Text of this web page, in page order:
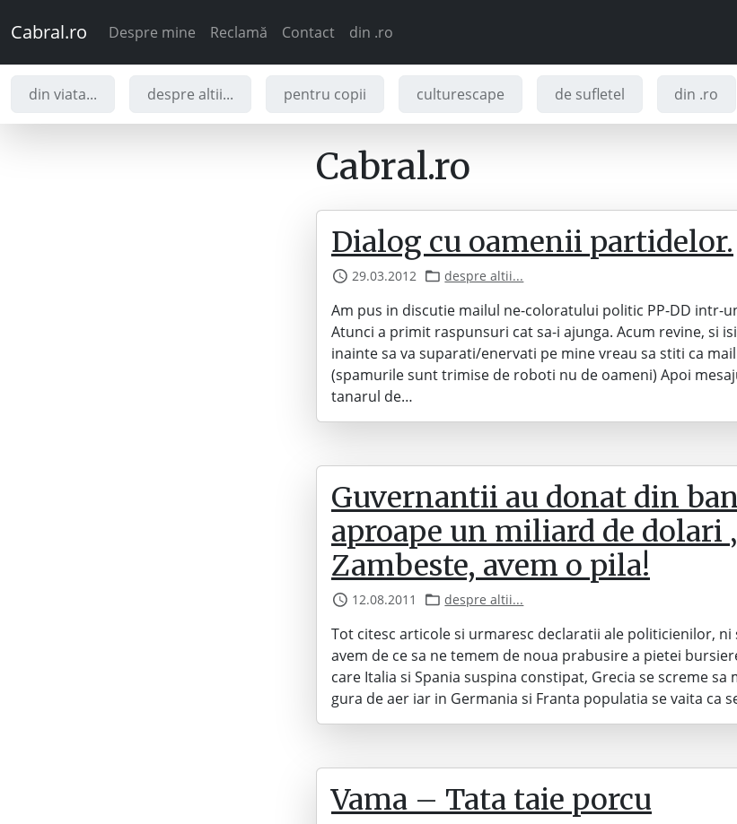
Cabral.ro Despre mine Reclamă Contact din .ro
din viata... despre altii... pentru copii culturescape de sufletel din .ro
Cabral.ro
Dialog cu oamenii partidelor.
29.03.2012 despre altii...
Am pus in discutie mailul ne-coloratului politic PP-DD intr-
Atunci a primit raspunsuri cat sa-i ajunga. Acum revine, si
inainte sa va suparati/enervati pe mine vreau sa stiti ca
(spamurile sunt trimise de roboti nu de oameni) Apoi
tanarul de…
Guvernantii au donat din
aproape un miliard de dolari
Zambeste, avem o pila!
12.08.2011 despre altii...
Tot citesc articole si urmaresc declaratii ale politicienilor, ni
avem de ce sa ne temem de noua prabusire a pietei
care Italia si Spania suspina constipat, Grecia se screme sa
gura de aer iar in Germania si Franta populatia se vaita ca
Vama – Tata taie porcu